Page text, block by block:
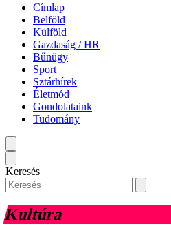
Címlap
Belföld
Külföld
Gazdaság / HR
Bűnügy
Sport
Sztárhírek
Életmód
Gondolataink
Tudomány
Keresés
Kultúra